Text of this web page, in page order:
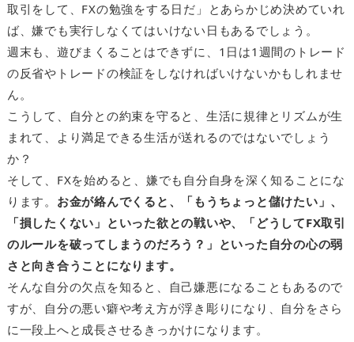
取引をして、FXの勉強をする日だ」とあらかじめ決めていれ
ば、嫌でも実行しなくてはいけない日もあるでしょう。
週末も、遊びまくることはできずに、1日は1週間のトレード
の反省やトレードの検証をしなければいけないかもしれませ
ん。
こうして、自分との約束を守ると、生活に規律とリズムが生
まれて、より満足できる生活が送れるのではないでしょう
か？
そして、FXを始めると、嫌でも自分自身を深く知ることにな
ります。 お金が絡んでくると、「もうちょっと儲けたい」、
「損したくない」といった欲との戦いや、「どうしてFX取引
のルールを破ってしまうのだろう？」といった自分の心の弱
さと向き合うことになります。
そんな自分の欠点を知ると、自己嫌悪になることもあるので
すが、自分の悪い癖や考え方が浮き彫りになり、自分をさら
に一段上へと成長させるきっかけになります。